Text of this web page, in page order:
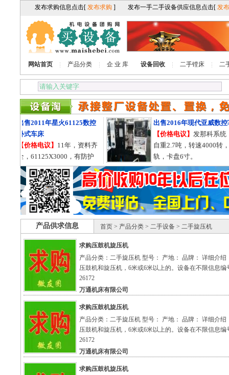
网站首页 产品分类 企 业 库 设备回收 二手镗床 二
出售2011年星火61125数控
卧式车床
【价格电议】11年，资料齐
全，61125X3000，有防护
罩，导轨755的。
出售2016年现代亚威数控车
【价格电议】发那科系统，
自重2.7吨，转速4000转，
轨，卡盘6寸。
产品供求信息 首页 > 产品分类 > 二手设备 > 二手旋压机
求购压鼓机旋压机
产品分类：二手旋压机 型号： 产地： 品牌： 详细介绍
压鼓机和旋压机，6米或6米以上的。设备在不限信息编
26172
万通机床有限公司
求购压鼓机旋压机
产品分类：二手旋压机 型号： 产地： 品牌： 详细介绍
压鼓机和旋压机，6米或6米以上的。设备在不限信息编
26172
万通机床有限公司
求购压鼓机旋压机